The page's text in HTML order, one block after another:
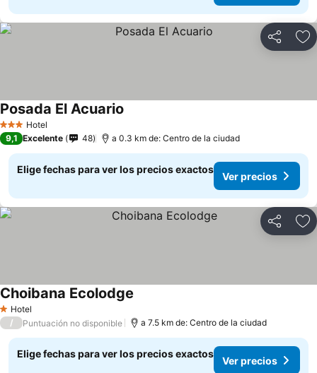
Compartir
3 Estrellas
Hotel
Posada El Acuario
9,1 Excelente 48 a 0.3 km de: Centro de la ciudad
Elige fechas para ver los precios exactos
Ver precios
Compartir
1 Estrellas
Hotel
Choibana Ecolodge
/ Puntuación no disponible a 7.5 km de: Centro de la ciudad
Elige fechas para ver los precios exactos
Ver precios